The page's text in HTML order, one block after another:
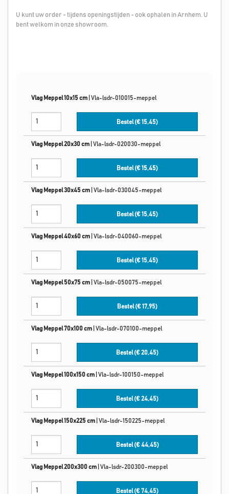
U kunt uw order - tijdens openingstijden - ook ophalen in Arnhem. U
bent welkom in onze showroom.
Vlag Meppel 10x15 cm Vla-lsdr-010015-meppel
Bestel (€15,45)
Vlag Meppel 20x30 cm Vla-lsdr-020030-meppel
Bestel (€15,45)
Vlag Meppel 30x45 cm Vla-lsdr-030045-meppel
Bestel (€15,45)
Vlag Meppel 40x60 cm Vla-lsdr-040060-meppel
Bestel (€15,45)
Vlag Meppel 50x75 cm Vla-lsdr-050075-meppel
Bestel (€17,95)
Vlag Meppel 70x100 cm Vla-lsdr-070100-meppel
Bestel (€20,45)
Vlag Meppel 100x150 cm Vla-lsdr-100150-meppel
Bestel (€24,45)
Vlag Meppel 150x225 cm Vla-lsdr-150225-meppel
Bestel (€44,45)
Vlag Meppel 200x300 cm Vla-lsdr-200300-meppel
Bestel (€74,45)